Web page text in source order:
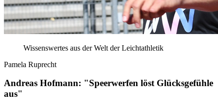
Wissenswertes aus der Welt der Leichtathletik
Pamela Ruprecht
Andreas Hofmann: "Speerwerfen löst Glücksgefühle
aus"